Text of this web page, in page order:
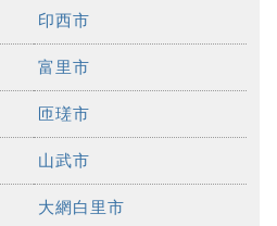
印西市
富里市
匝瑳市
山武市
大網白里市